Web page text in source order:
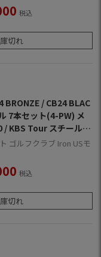
税込
切れ
BRONZE / CB24 BLAC
7本セット(4-PW) メ
/ KBS Tour スチールシ
年モデル USA直輸
ゴルフクラブ Iron USモ
税込
切れ